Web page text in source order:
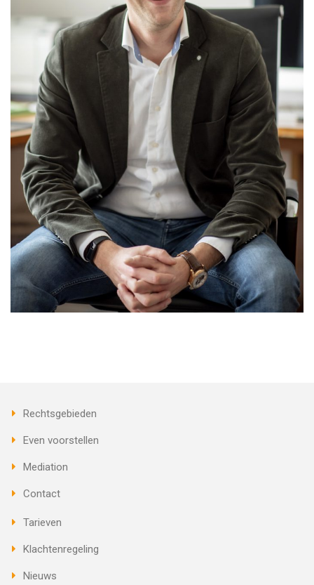
Rechtsgebieden
Even voorstellen
Mediation
Contact
Tarieven
Klachtenregeling
Nieuws